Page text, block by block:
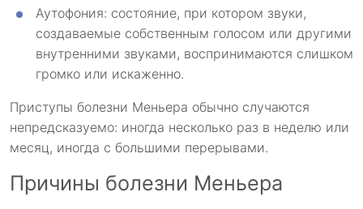
Аутофония: состояние, при котором звуки,
создаваемые собственным голосом или другими
внутренними звуками, воспринимаются слишком
громко или искаженно.
Приступы болезни Меньера обычно случаются
непредсказуемо: иногда несколько раз в неделю или
месяц, иногда с большими перерывами.
Причины болезни Меньера